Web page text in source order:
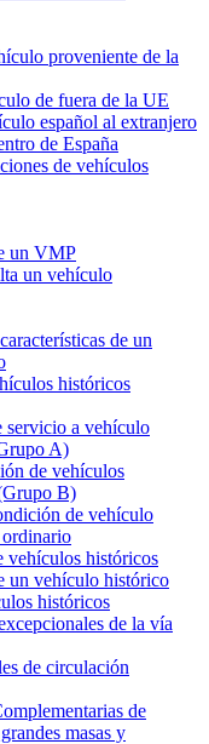
proveniente de la
de fuera de la UE
español al extranjero
de España
de vehículos
un VMP
un vehículo
de un
históricos
servicio a vehículo
A)
de vehículos
B)
de vehículo
vehículos históricos
un vehículo histórico
históricos
de la vía
de circulación
de
masas y